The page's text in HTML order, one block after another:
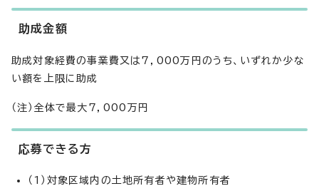
助成金額
助成対象経費の事業費又は7，000万円のうち、いずれか少な
い額を上限に助成
（注）全体で最大7，000万円
応募できる方
（1）対象区域内の土地所有者や建物所有者